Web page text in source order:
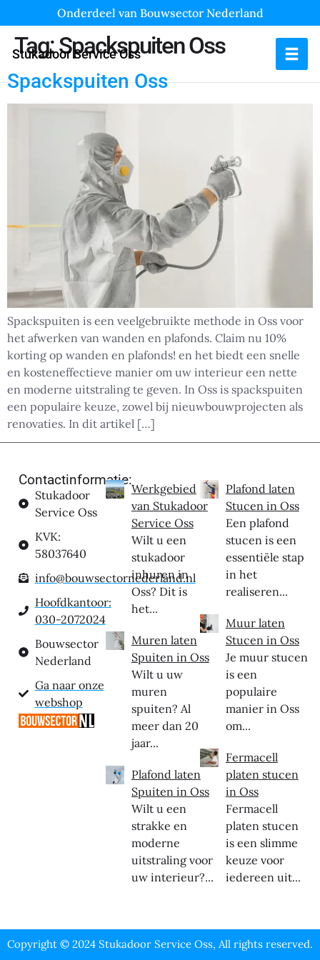
Onderdeel van Bouwsector Nederland
Stukadoor Service Oss
Tag:Spackspuiten Oss
Spackspuiten Oss
Spackspuiten is een veelgebruikte methode in Oss voor
het afwerken van wanden en plafonds. Claim nu 10%
korting op wanden en plafonds! en het biedt een snelle
en kosteneffectieve manier om uw interieur een nette
en moderne uitstraling te geven. In Oss is spackspuiten
een populaire keuze, zowel bij nieuwbouwprojecten als
renovaties. In dit artikel […]
Contactinformatie:
Stukadoor
Service Oss
KVK:
58037640
info@bouwsectornederland.nl
Hoofdkantoor:
030-2072024
Bouwsector
Nederland
Ga naar onze
webshop
Werkgebied
van Stukadoor
Service Oss
Wilt u een
stukadoor
inhuren in
Oss? Dit is
het...
Muren laten
Spuiten in Oss
Wilt u uw
muren
spuiten? Al
meer dan 20
jaar...
Plafond laten
Spuiten in Oss
Wilt u een
strakke en
moderne
uitstraling voor
uw interieur?...
Plafond laten
Stucen in Oss
Een plafond
stucen is een
essentiële stap
in het
realiseren...
Muur laten
Stucen in Oss
Je muur stucen
is een
populaire
manier in Oss
om...
Fermacell
platen stucen
in Oss
Fermacell
platen stucen
is een slimme
keuze voor
iedereen uit...
Copyright © 2024 Stukadoor Service Oss, All rights reserved.